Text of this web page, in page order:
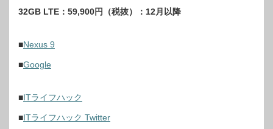
32GB LTE：59,900円（税抜）：12月以降
■Nexus 9
■Google
■ITライフハック
■ITライフハック Twitter